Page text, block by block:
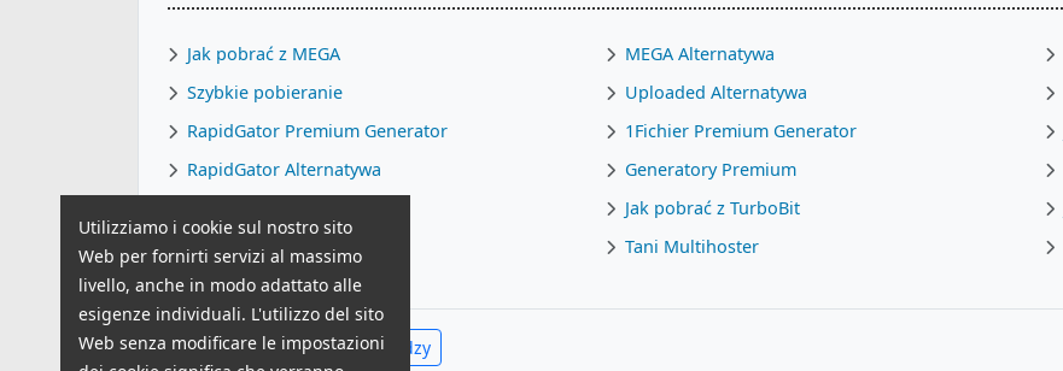
Jak pobrać z MEGA
Szybkie pobieranie
RapidGator Premium Generator
RapidGator Alternatywa
MEGA Premium Generator
MEGA Alternatywa
Uploaded Alternatywa
1Fichier Premium Generator
Generatory Premium
Jak pobrać z TurboBit
Tani Multihoster
Zobacz całe Centrum Wiedzy
Utilizziamo i cookie sul nostro sito
Web per fornirti servizi al massimo
livello, anche in modo adattato alle
esigenze individuali. L'utilizzo del sito
Web senza modificare le impostazioni